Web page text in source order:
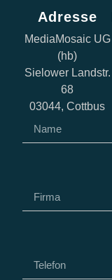
Adresse
MediaMosaic UG
(hb)
Sielower Landstr.
68
03044, Cottbus